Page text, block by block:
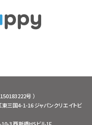
号 ）
国4-1-16 ジャパンクリエイトビ